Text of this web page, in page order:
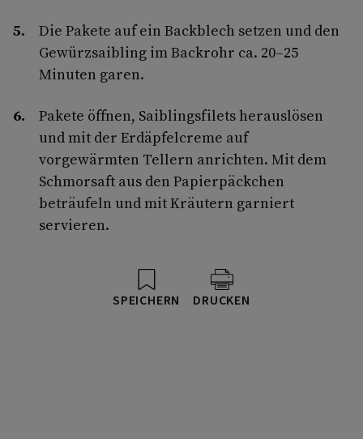
Die Pakete auf ein Backblech setzen und den
Gewürzsaibling im Backrohr ca. 20–25
Minuten garen.
Pakete öffnen, Saiblingsfilets herauslösen
und mit der Erdäpfelcreme auf
vorgewärmten Tellern anrichten. Mit dem
Schmorsaft aus den Papierpäckchen
beträufeln und mit Kräutern garniert
servieren.
SPEICHERN DRUCKEN